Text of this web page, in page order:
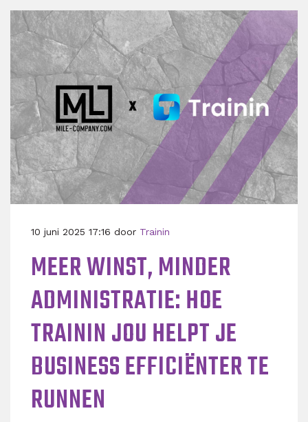
10 juni 2025 17:16 door Trainin
MEER WINST, MINDER
ADMINISTRATIE: HOE
TRAININ JOU HELPT JE
BUSINESS EFFICIËNTER TE
RUNNEN